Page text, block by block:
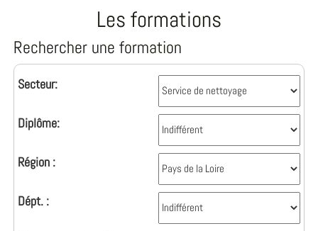
Les formations
Rechercher une formation
Secteur:
Diplôme:
Région :
Dépt. :